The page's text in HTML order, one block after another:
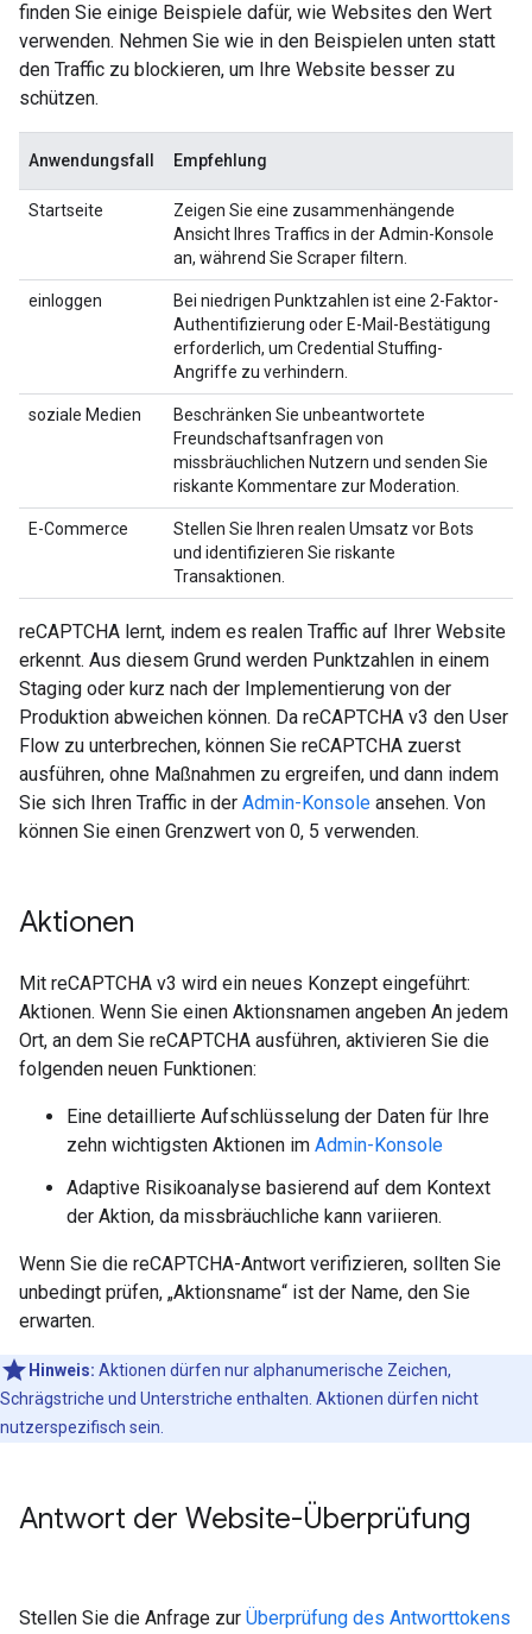
finden Sie einige Beispiele dafür, wie Websites den Wert
verwenden. Nehmen Sie wie in den Beispielen unten statt
den Traffic zu blockieren, um Ihre Website besser zu
schützen.
Anwendungsfall Empfehlung
Startseite
Zeigen Sie eine zusammenhängende
Ansicht Ihres Traffics in der Admin-Konsole
an, während Sie Scraper filtern.
einloggen
Bei niedrigen Punktzahlen ist eine 2-Faktor-
Authentifizierung oder E-Mail-Bestätigung
erforderlich, um Credential Stuffing-
Angriffe zu verhindern.
soziale Medien
Beschränken Sie unbeantwortete
Freundschaftsanfragen von
missbräuchlichen Nutzern und senden Sie
riskante Kommentare zur Moderation.
E-Commerce
Stellen Sie Ihren realen Umsatz vor Bots
und identifizieren Sie riskante
Transaktionen.
reCAPTCHA lernt, indem es realen Traffic auf Ihrer Website
erkennt. Aus diesem Grund werden Punktzahlen in einem
Staging oder kurz nach der Implementierung von der
Produktion abweichen können. Da reCAPTCHA v3 den User
Flow zu unterbrechen, können Sie reCAPTCHA zuerst
ausführen, ohne Maßnahmen zu ergreifen, und dann indem
Sie sich Ihren Traffic in der Admin-Konsole ansehen. Von
können Sie einen Grenzwert von 0, 5 verwenden.
Aktionen
Mit reCAPTCHA v3 wird ein neues Konzept eingeführt:
Aktionen. Wenn Sie einen Aktionsnamen angeben An jedem
Ort, an dem Sie reCAPTCHA ausführen, aktivieren Sie die
folgenden neuen Funktionen:
Eine detaillierte Aufschlüsselung der Daten für Ihre
zehn wichtigsten Aktionen im Admin-Konsole
Adaptive Risikoanalyse basierend auf dem Kontext
der Aktion, da missbräuchliche kann variieren.
Wenn Sie die reCAPTCHA-Antwort verifizieren, sollten Sie
unbedingt prüfen, „Aktionsname“ ist der Name, den Sie
erwarten.
Hinweis: Aktionen dürfen nur alphanumerische Zeichen,
Schrägstriche und Unterstriche enthalten. Aktionen dürfen nicht
nutzerspezifisch sein.
Antwort der Website-Überprüfung
Stellen Sie die Anfrage zur Überprüfung des Antworttokens